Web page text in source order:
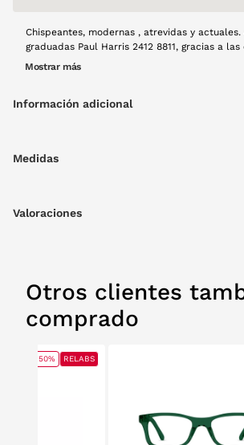
Chispeantes, modernas , atrevidas y actuales.
graduadas Paul Harris 2412 8811, gracias a
vida se verá siempre potenciado. Con ellas,
Mostrar más
Información adicional
Medidas
Valoraciones
Otros clientes
comprado
50% RELABS